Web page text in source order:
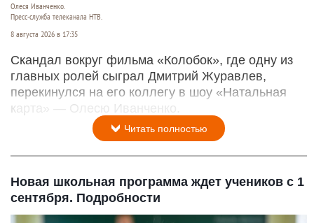
Олеся Иванченко.
Пресс-служба телеканала НТВ.
8 августа 2026 в 17:35
Скандал вокруг фильма «Колобок», где одну из
главных ролей сыграл Дмитрий Журавлев,
перекинулся на его коллегу в шоу «Натальная
карта» — Олесю Иванченко.
Читать полностью
Новая школьная программа ждет учеников с 1
сентября. Подробности